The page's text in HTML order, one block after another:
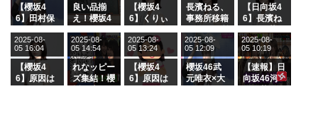
【櫻坂4
6】田村保
ージを脱い
でいた理由
良い品揃
え！櫻坂4
グル『Mak
e or Brea
k』オフィ
シャルグッ
ズ絶賛販売
【櫻坂4
6】くりぃ
の2人を手
玉に取る大
沼晶保【く
りぃむナン
タラ】
長濱ねる、
事務所移籍
属を発表
【日向坂4
6】長濱ね
ら移籍しフ
ラーム所属
に。これで
事務所に所
属している
【櫻坂4
6】原因は
2025-08-
05 16:04
れなッピー
ズ集結！櫻
2025-08-
05 14:54
【櫻坂4
6】原因は
2025-08-
05 13:24
櫻坂46武
元唯衣×大
2025-08-
05 12:09
【速報】日
向坂46河
2025-08-
05 10:19